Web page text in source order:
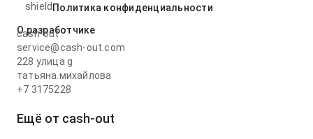
shield Политика конфиденциальности
О разработчике
cash-out
service@cash-out.com
228 улица g
татьяна.михайлова
+7 3175228
Ещё от cash-out